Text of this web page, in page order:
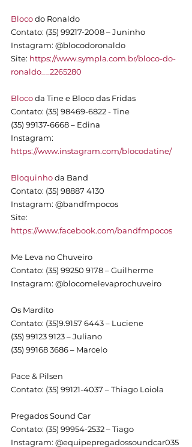
Bloco do Ronaldo
Contato: (35) 99217-2008 – Juninho
Instagram: @blocodoronaldo
Site: https://www.sympla.com.br/bloco-do-
ronaldo__2265280
Bloco da Tine e Bloco das Fridas
Contato: (35) 98469-6822 - Tine
(35) 99137-6668 – Edina
Instagram:
https://www.instagram.com/blocodatine/
Bloquinho da Band
Contato: (35) 98887 4130
Instagram: @bandfmpocos
Site:
https://www.facebook.com/bandfmpocos
Me Leva no Chuveiro
Contato: (35) 99250 9178 – Guilherme
Instagram: @blocomelevaprochuveiro
Os Mardito
Contato: (35)9.9157 6443 – Luciene
(35) 99123 9123 – Juliano
(35) 99168 3686 – Marcelo
Pace & Pilsen
Contato: (35) 99121-4037 – Thiago Loiola
Pregados Sound Car
Contato: (35) 99954-2532 – Tiago
Instagram: @equipepregadossoundcar035